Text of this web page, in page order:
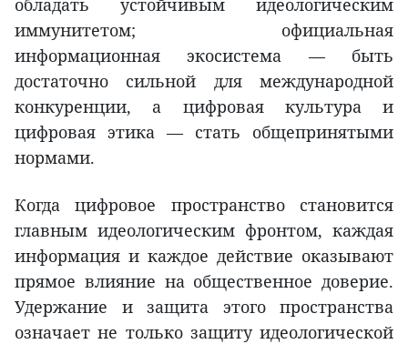
обладать устойчивым идеологическим
иммунитетом; официальная
информационная экосистема — быть
достаточно сильной для международной
конкуренции, а цифровая культура и
цифровая этика — стать общепринятыми
нормами.
Когда цифровое пространство становится
главным идеологическим фронтом, каждая
информация и каждое действие оказывают
прямое влияние на общественное доверие.
Удержание и защита этого пространства
означает не только защиту идеологической